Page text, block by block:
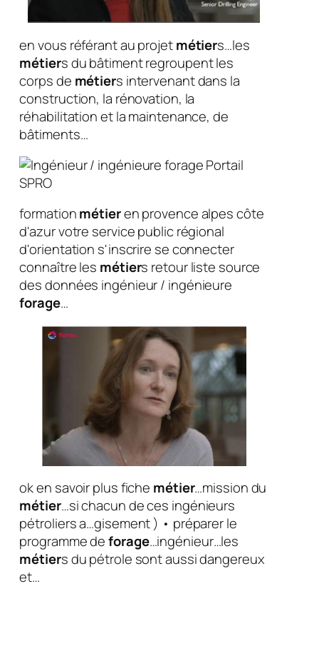
en vous référant au projetmétiers…les
métiers du bâtiment regroupent les
corps de métiers intervenant dans la
construction, la rénovation, la
réhabilitation et la maintenance, de
bâtiments…
formationmétieren provence alpes côte
d'azur votre service public régional
d'orientation s'inscrire se connecter
connaître les métiers retour liste source
des données ingénieur / ingénieure
forage…
ok en savoir plus fiche métier…mission du
métier…si chacun de ces ingénieurs
pétroliers a…gisement ) • préparer le
programme deforage…ingénieur…les
métiers du pétrole sont aussi dangereux
et…